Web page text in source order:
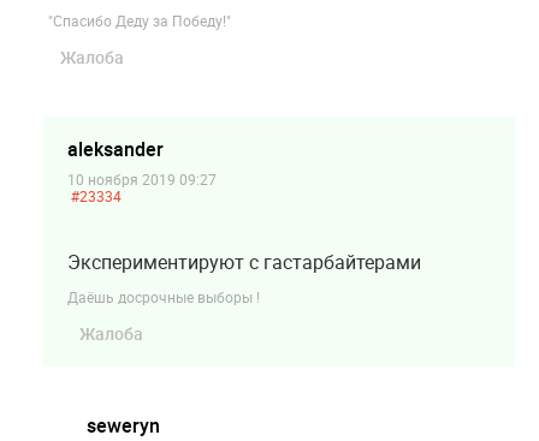
"Спасибо Деду за Победу!"
Жалоба
aleksander
10 ноября 2019 09:27
#23334
Экспериментируют с гастарбайтерами
Даёшь досрочные выборы !
Жалоба
seweryn